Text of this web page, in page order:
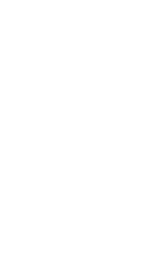
(3 uur), Trogir
(1,5 uur) en
het bereik van een
bezoeken terwijl